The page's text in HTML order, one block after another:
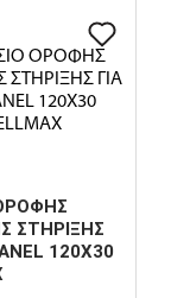
ΣΤΗΡΙΞΗΣ
120X30